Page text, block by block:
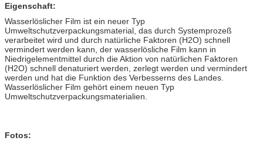
Eigenschaft:
Wasserlöslicher Film ist ein neuer Typ
Umweltschutzverpackungsmaterial, das durch Systemprozeß
verarbeitet wird und durch natürliche Faktoren (H2O) schnell
vermindert werden kann, der wasserlösliche Film kann in
Niedrigelementmittel durch die Aktion von natürlichen Faktoren
(H2O) schnell denaturiert werden, zerlegt werden und vermindert
werden und hat die Funktion des Verbesserns des Landes.
Wasserlöslicher Film gehört einem neuen Typ
Umweltschutzverpackungsmaterialien.
Fotos: